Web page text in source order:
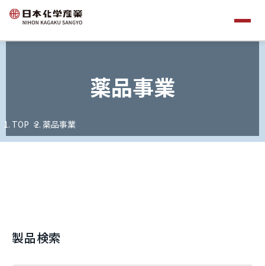
薬品事業
TOP 薬品事業
製品検索